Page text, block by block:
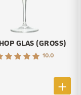
GLAS (GROSS)
10.0